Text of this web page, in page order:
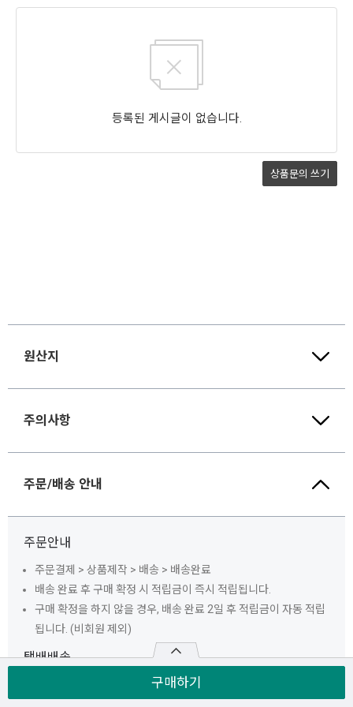
구매하기
원산지
주의사항
주문/배송 안내
주문안내
주문결제 > 상품제작 > 배송 > 배송완료
배송 완료 후 구매 확정 시 적립금이 즉시 적립됩니다.
구매 확정을 하지 않을 경우, 배송 완료 2일 후 적립금이 자동 적립
됩니다. (비회원 제외)
택배배송
배송비 3,500원이 추가로 부과됩니다.